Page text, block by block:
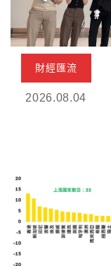
財經匯流
2026.08.04